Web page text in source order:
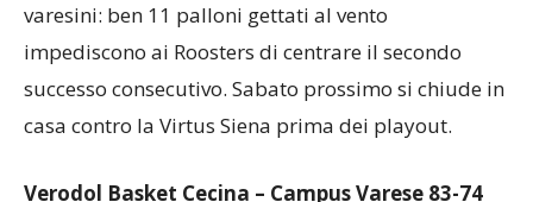
varesini: ben 11 palloni gettati al vento
impediscono ai Roosters di centrare il secondo
successo consecutivo. Sabato prossimo si chiude in
casa contro la Virtus Siena prima dei playout.
Verodol Basket Cecina – Campus Varese 83-74